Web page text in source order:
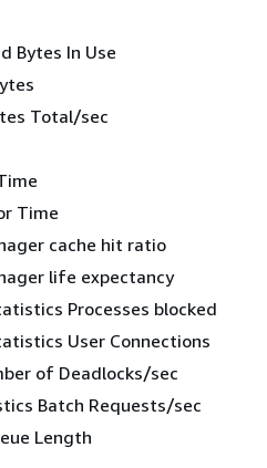
Bytes In Use
Total/sec
Time
cache hit ratio
life expectancy
Processes blocked
User Connections
of Deadlocks/sec
Batch Requests/sec
Length